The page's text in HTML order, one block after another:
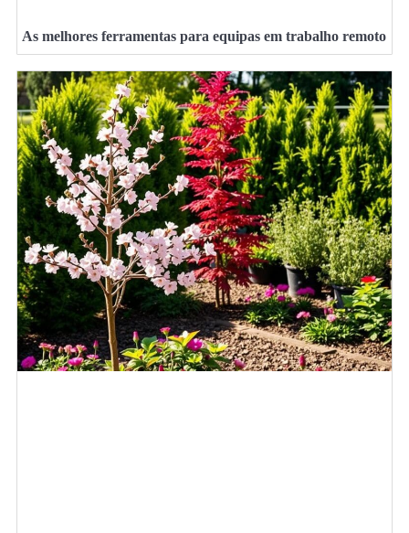
As melhores ferramentas para equipas em trabalho remoto